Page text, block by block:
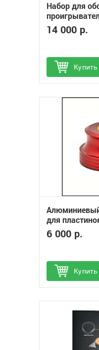
Набор для
Maintenance
14 000 р.
Купить
для
STABILIZER
6 000 р.
Купить